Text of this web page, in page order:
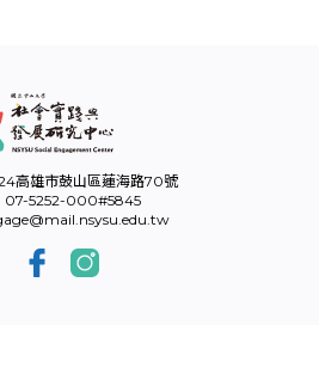
高雄市鼓山區蓮海路70號
07-5252-000#5845